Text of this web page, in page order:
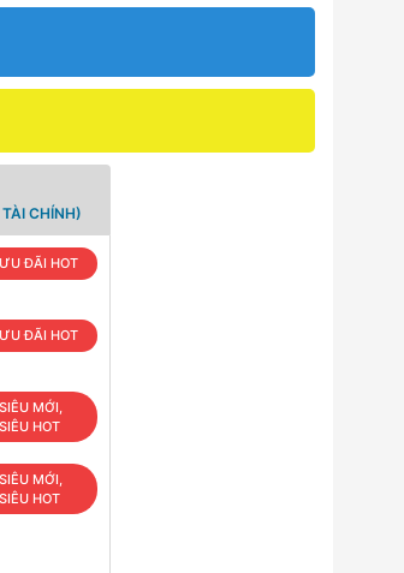
CHÍNH)
ƯU ĐÃI HOT
ƯU ĐÃI HOT
SIÊU MỚI,
SIÊU HOT
SIÊU MỚI,
SIÊU HOT